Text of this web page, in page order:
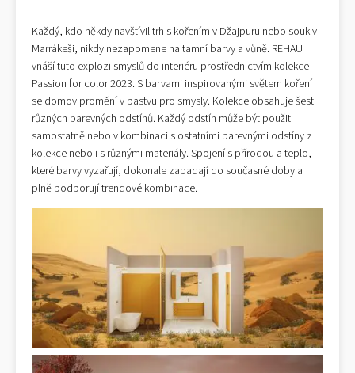
Každý, kdo někdy navštívil trh s kořením v Džajpuru nebo souk v
Marrákeši, nikdy nezapomene na tamní barvy a vůně. REHAU
vnáší tuto explozi smyslů do interiéru prostřednictvím kolekce
Passion for color 2023. S barvami inspirovanými světem koření
se domov promění v pastvu pro smysly. Kolekce obsahuje šest
různých barevných odstínů. Každý odstín může být použit
samostatně nebo v kombinaci s ostatními barevnými odstíny z
kolekce nebo i s různými materiály. Spojení s přírodou a teplo,
které barvy vyzařují, dokonale zapadají do současné doby a
plně podporují trendové kombinace.